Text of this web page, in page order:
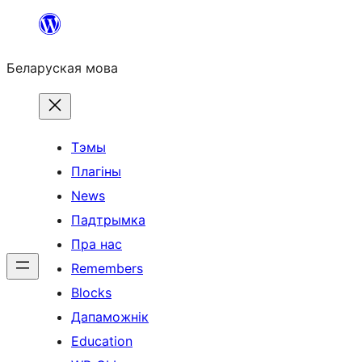
Перайсці
змесціва
Беларуская мова
Тэмы
Плагіны
News
Падтрымка
Пра нас
Remembers
Blocks
Дапаможнік
Education